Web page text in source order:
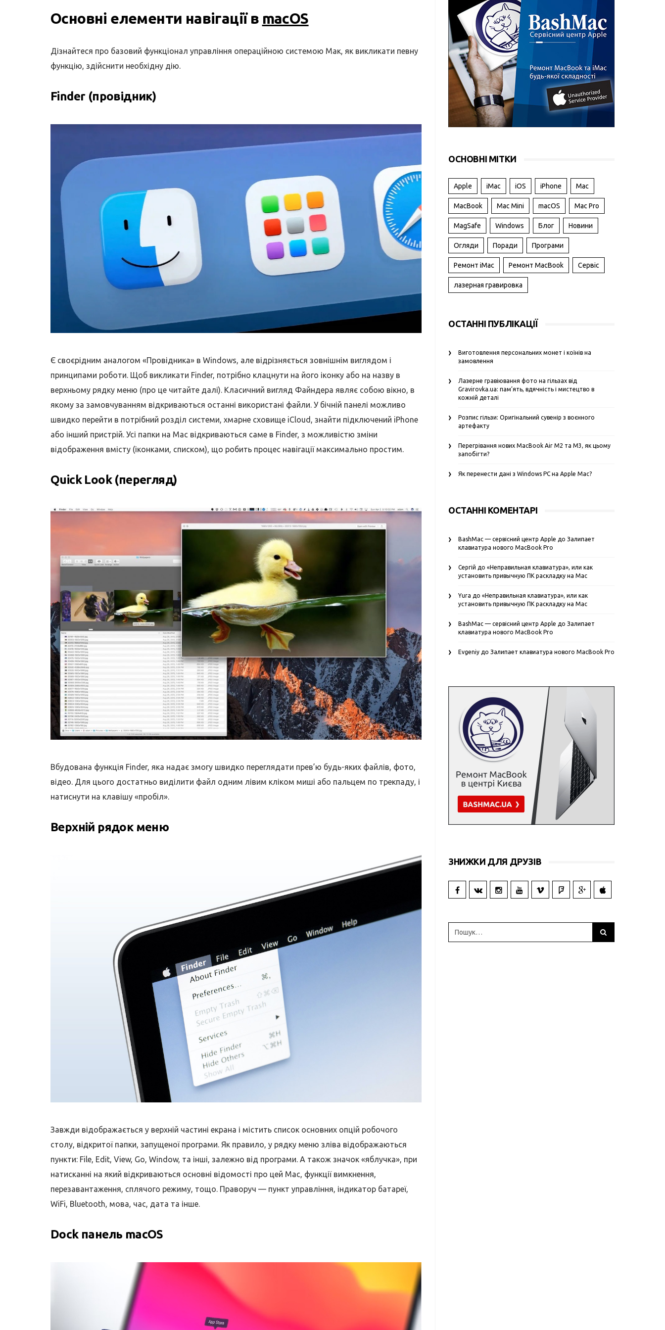
Основні елементи навігації в macOS
Дізнайтеся про базовий функціонал управління операційною системою Мак, як викликати певну
функцію, здійснити необхідну дію.
Finder (провідник)
Є своєрідним аналогом «Провідника» в Windows, але відрізняється зовнішнім виглядом і
принципами роботи. Щоб викликати Finder, потрібно клацнути на його іконку або на назву в
верхньому рядку меню (про це читайте далі). Класичний вигляд Файндера являє собою вікно, в
якому за замовчуванням відкриваються останні використані файли. У бічній панелі можливо
швидко перейти в потрібний розділ системи, хмарне сховище iCloud, знайти підключений iPhone
або інший пристрій. Усі папки на Mac відкриваються саме в Finder, з можливістю зміни
відображення вмісту (іконками, списком), що робить процес навігації максимально простим.
Quick Look (перегляд)
Вбудована функція Finder, яка надає змогу швидко переглядати прев’ю будь-яких файлів, фото,
відео. Для цього достатньо виділити файл одним лівим кліком миші або пальцем по трекпаду, і
натиснути на клавішу «пробіл».
Верхній рядок меню
Завжди відображається у верхній частині екрана і містить список основних опцій робочого
столу, відкритої папки, запущеної програми. Як правило, у рядку меню зліва відображаються
пункти: File, Edit, View, Go, Window, та інші, залежно від програми. А також значок «яблучка», при
натисканні на який відкриваються основні відомості про цей Mac, функції вимкнення,
перезавантаження, сплячого режиму, тощо. Праворуч — пункт управління, індикатор батареї,
WiFi, Bluetooth, мова, час, дата та інше.
Dock панель macOS
ОСНОВНІ МІТКИ
Apple iMac iOS iPhone Mac
MacBook Mac Mini macOS Mac Pro
MagSafe Windows Блог Новини
Огляди Поради Програми
Ремонт iMac Ремонт MacBook Сервіс
лазерная гравировка
ОСТАННІ ПУБЛІКАЦІЇ
Виготовлення персональних монет і коїнів на
замовлення
Лазерне гравіювання фото на гільзах від
Gravirovka.ua: пам’ять, вдячність і мистецтво в
кожній деталі
Розпис гільзи: Оригінальний сувенір з воєнного
артефакту
Перегрівання нових MacBook Air M2 та M3, як цьому
запобігти?
Як перенести дані з Windows PC на Apple Mac?
ОСТАННІ КОМЕНТАРІ
BashMac — сервісний центр Apple до Залипает
клавиатура нового MacBook Pro
Сергій до «Неправильная клавиатура», или как
установить привычную ПК раскладку на Mac
Yura до «Неправильная клавиатура», или как
установить привычную ПК раскладку на Mac
BashMac — сервісний центр Apple до Залипает
клавиатура нового MacBook Pro
Evgeniy до Залипает клавиатура нового MacBook Pro
ЗНИЖКИ ДЛЯ ДРУЗІВ